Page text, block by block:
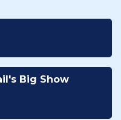
Big Show